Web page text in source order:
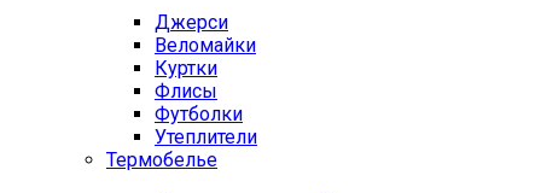
Джерси
Веломайки
Куртки
Флисы
Футболки
Утеплители
Термобелье